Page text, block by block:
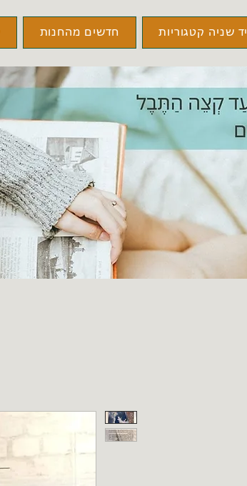
יד שניה קטגוריות חדשים מהחנות